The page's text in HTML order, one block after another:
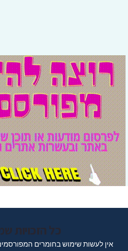
כל הזכויות
אין לעשות שימוש בחומרים